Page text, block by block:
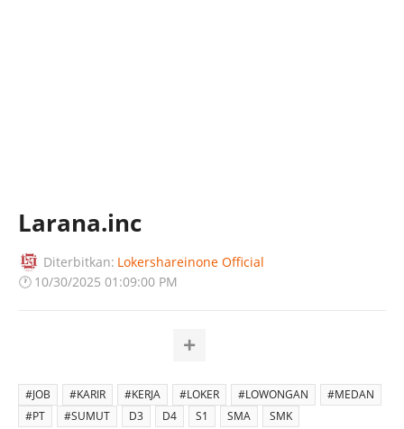
Larana.inc
Diterbitkan: Lokershareinone Official
🕐 10/30/2025 01:09:00 PM
#JOB #KARIR #KERJA #LOKER #LOWONGAN
#MEDAN
#PT
#SUMUT D3 D4 S1 SMA SMK